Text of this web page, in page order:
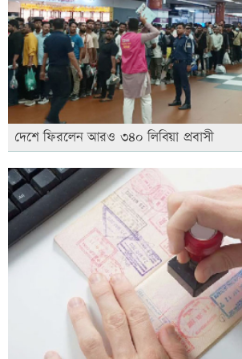
দেশে ফিরলেন আরও ৩৪০ লিবিয়া প্রবাসী